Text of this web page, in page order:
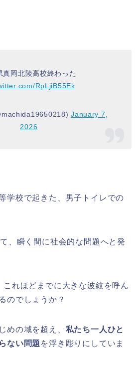
真岡北陵高校終わった
RpLjiB55Ek
January 7,
2026
学校で起きた、男子トイレでの
、瞬く間に社会的な問題へと発
これほどまでに大きな波紋を呼ん
のでしょうか？
めの域を超え、 私たち一人ひと
ない問題 を浮き彫りにしていま